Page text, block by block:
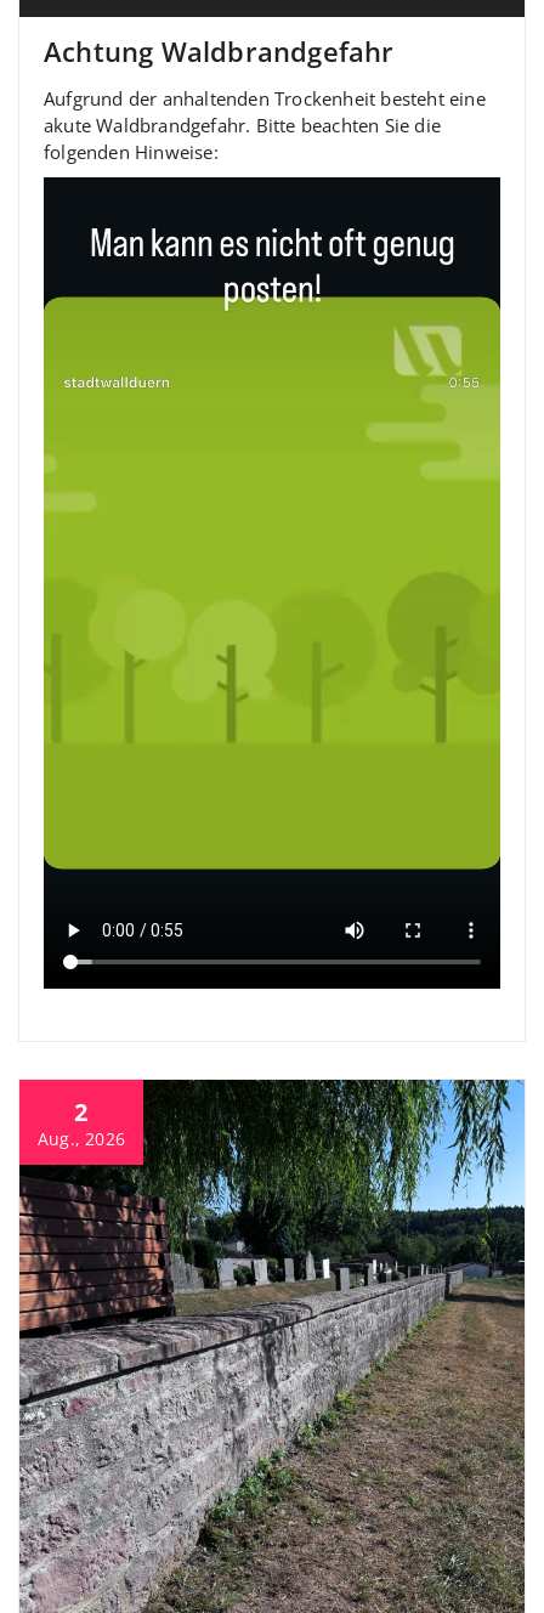
Achtung Waldbrandgefahr
Aufgrund der anhaltenden Trockenheit besteht eine
akute Waldbrandgefahr. Bitte beachten Sie die
folgenden Hinweise:
2
Aug., 2026